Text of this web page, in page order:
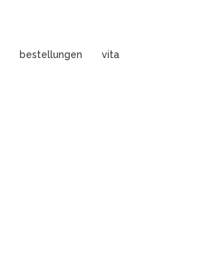
bestellungen vita